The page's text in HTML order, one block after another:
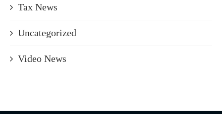
Tax News
Uncategorized
Video News